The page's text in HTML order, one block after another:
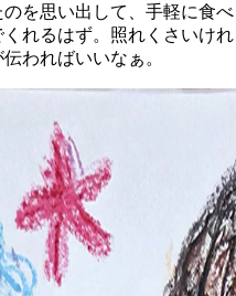
を思い出して、手軽に食べ
くれるはず。照れくさいけ
わればいいなぁ。